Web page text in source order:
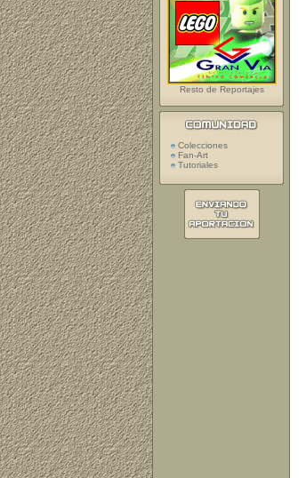
Resto de Reportajes
Colecciones
Fan-Art
Tutoriales